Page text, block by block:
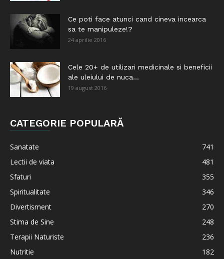
Ce poti face atunci cand cineva incearca
sa te manipuleze!?
24 aprilie 2016
Cele 20+ de utilizari medicinale si beneficii
ale uleiului de nuca...
19 august 2016
CATEGORIE POPULARĂ
Sanatate
741
Lectii de viata
481
Sfaturi
355
Spiritualitate
346
Divertisment
270
Stima de Sine
248
Terapii Naturiste
236
Nutritie
182